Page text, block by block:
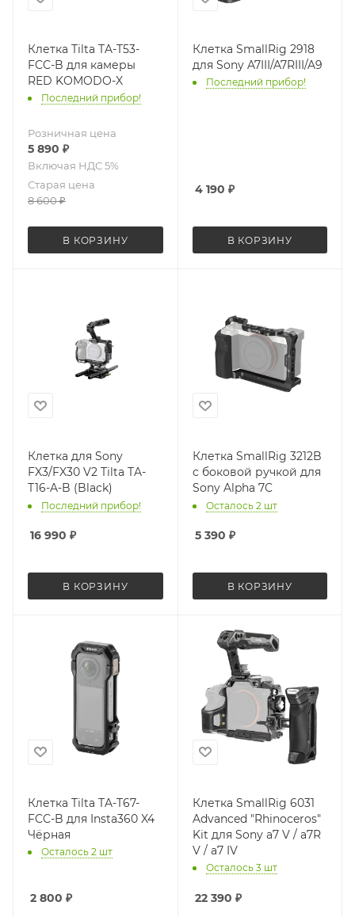
Клетка Tilta TA-T53-
FCC-B для камеры
RED KOMODO-X
Последний прибор!
Розничная цена
5 890 ₽
Старая цена
8 600₽
В КОРЗИНУ
Клетка SmallRig 2918
для Sony A7III/A7RIII/A9
Последний прибор!
4 190 ₽
В КОРЗИНУ
Клетка для Sony
FX3/FX30 V2 Tilta TA-
T16-A-B (Black)
Последний прибор!
16 990 ₽
В КОРЗИНУ
Клетка SmallRig 3212B
с боковой ручкой для
Sony Alpha 7C
Осталось 2 шт
5 390 ₽
В КОРЗИНУ
Клетка Tilta TA-T67-
FCC-B для Insta360 X4
Чёрная
Осталось 2 шт
2 800 ₽
Клетка SmallRig 6031
Advanced "Rhinoceros"
Kit для Sony a7 V / a7R
V / a7 IV
Осталось 3 шт
22 390 ₽